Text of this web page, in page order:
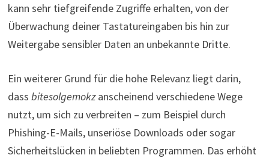
kann sehr tiefgreifende Zugriffe erhalten, von der
Überwachung deiner Tastatureingaben bis hin zur
Weitergabe sensibler Daten an unbekannte Dritte.
Ein weiterer Grund für die hohe Relevanz liegt darin,
dass bitesolgemokzanscheinend verschiedene Wege
nutzt, um sich zu verbreiten – zum Beispiel durch
Phishing-E-Mails, unseriöse Downloads oder sogar
Sicherheitslücken in beliebten Programmen. Das erhöht